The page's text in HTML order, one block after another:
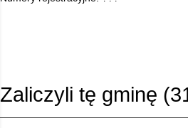
Zaliczyli tę gminę (